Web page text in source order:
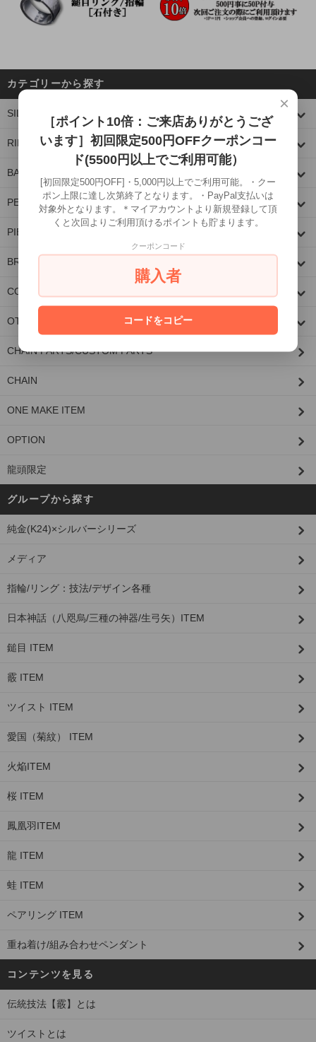
カテゴリーから探す
SILVER WARE
RING
BANGLE
PENDANT TOP
PIERCE
BRACELET
COLLABORATION
OTHER
CHAIN PARTS/CUSTOM PARTS
CHAIN
ONE MAKE ITEM
OPTION
龍頭限定
グループから探す
純金(K24)×シルバーシリーズ
メディア
指輪/リング：技法/デザイン各種
日本神話（八咫烏/三種の神器/生弓矢）ITEM
鎚目 ITEM
霰 ITEM
ツイスト ITEM
愛国（菊紋） ITEM
火焔ITEM
桜 ITEM
鳳凰羽ITEM
龍 ITEM
蛙 ITEM
ペアリング ITEM
重ね着け/組み合わせペンダント
コンテンツを見る
伝統技法【霰】とは
ツイストとは
×
［ポイント10倍：ご来店ありがとうござ
います］初回限定500円OFFクーポンコー
ド(5500円以上でご利用可能）
[初回限定500円OFF]・5,000円以上でご利用可能。・クー
ポン上限に達し次第終了となります。・PayPal支払いは
対象外となります。＊マイアカウントより新規登録して頂
くと次回よりご利用頂けるポイントも貯まります。
クーポンコード
購入者
コードをコピー